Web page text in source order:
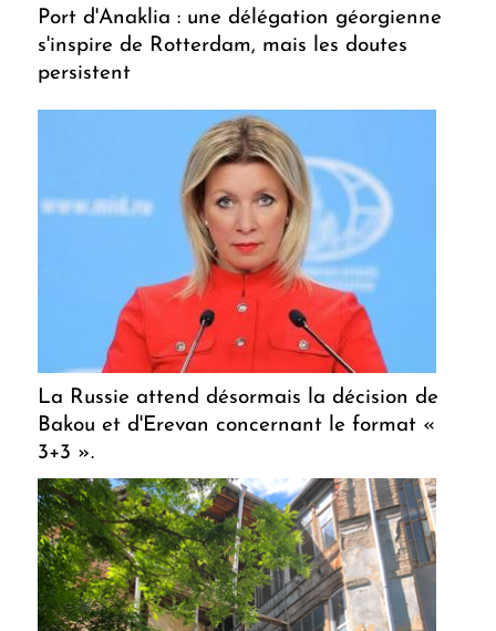
Port d'Anaklia : une délégation géorgienne
s'inspire de Rotterdam, mais les doutes
persistent
La Russie attend désormais la décision de
Bakou et d'Erevan concernant le format «
3+3 ».